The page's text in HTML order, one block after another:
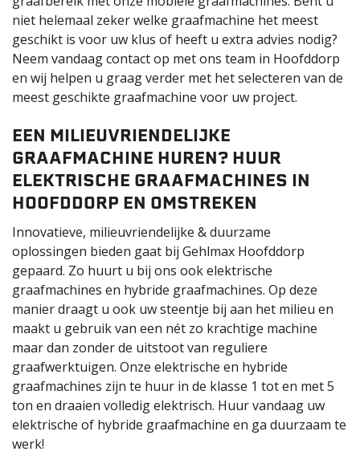
niet helemaal zeker welke graafmachine het meest
geschikt is voor uw klus of heeft u extra advies nodig?
Neem vandaag contact op met ons team in Hoofddorp
en wij helpen u graag verder met het selecteren van de
meest geschikte graafmachine voor uw project.
EEN MILIEUVRIENDELIJKE
GRAAFMACHINE HUREN? HUUR
ELEKTRISCHE GRAAFMACHINES IN
HOOFDDORP EN OMSTREKEN
Innovatieve, milieuvriendelijke & duurzame
oplossingen bieden gaat bij Gehlmax Hoofddorp
gepaard. Zo huurt u bij ons ook elektrische
graafmachines en hybride graafmachines. Op deze
manier draagt u ook uw steentje bij aan het milieu en
maakt u gebruik van een nét zo krachtige machine
maar dan zonder de uitstoot van reguliere
graafwerktuigen. Onze elektrische en hybride
graafmachines zijn te huur in de klasse 1 tot en met 5
ton en draaien volledig elektrisch. Huur vandaag uw
elektrische of hybride graafmachine en ga duurzaam te
werk!